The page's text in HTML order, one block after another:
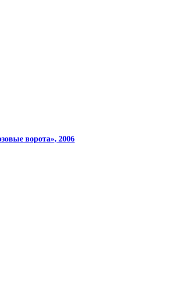
ворота», 2006